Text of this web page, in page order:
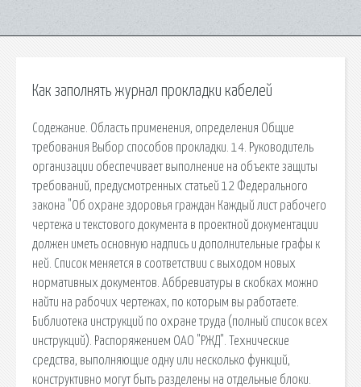
Как заполнять журнал прокладки кабелей
Содежание. Область применения, определения Общие
требования Выбор способов прокладки. 14. Руководитель
организации обеспечивает выполнение на объекте защиты
требований, предусмотренных статьей 12 Федерального
закона "Об охране здоровья граждан Каждый лист рабочего
чертежа и текстового документа в проектной документации
должен иметь основную надпись и дополнительные графы к
ней. Список меняется в соответствии с выходом новых
нормативных документов. Аббревиатуры в скобках можно
найти на рабочих чертежах, по которым вы работаете.
Библиотека инструкций по охране труда (полный список всех
инструкций). Распоряжением ОАО "РЖД". Технические
средства, выполняющие одну или несколько функций,
конструктивно могут быть разделены на отдельные блоки.